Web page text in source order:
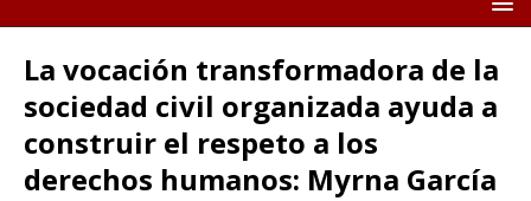
La vocación transformadora de la
sociedad civil organizada ayuda a
construir el respeto a los
derechos humanos: Myrna García